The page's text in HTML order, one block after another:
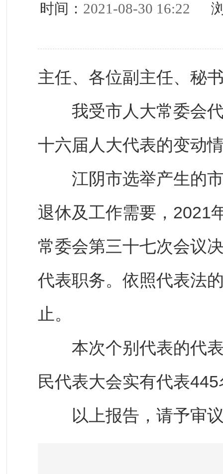
时间： 2021-08-30 16:22 浏
主任、各位副主任、秘
我受市人大常委会代
十六届人大代表的变动
江阴市选举产生的市
退休及工作需要，2021
常委会第三十七次会议
代表职务。依照代表法
止。
本次个别代表的代表
民代表大会实有代表
以上报告，请予审